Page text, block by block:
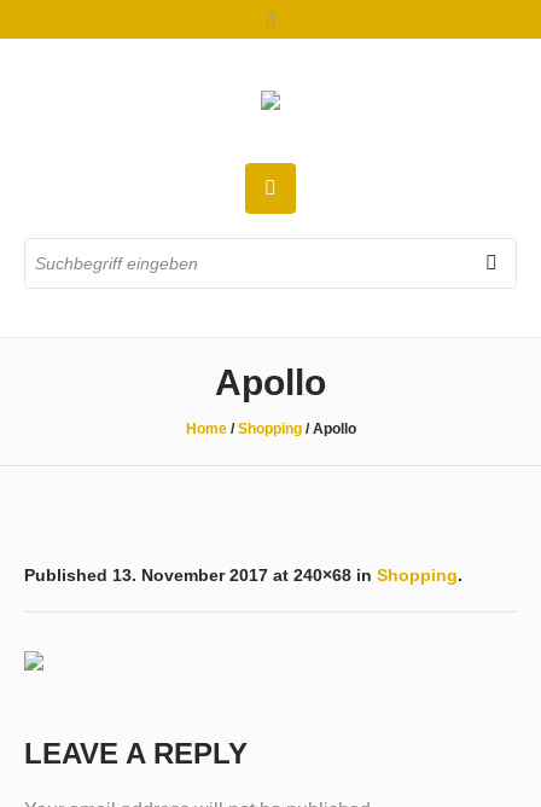
Apollo
Home /Shopping /Apollo
Published 13. November 2017 at 240×68 in Shopping.
LEAVE A REPLY